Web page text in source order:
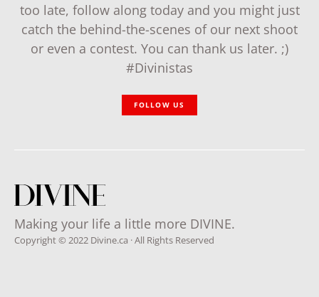
too late, follow along today and you might just
catch the behind-the-scenes of our next shoot
or even a contest. You can thank us later. ;)
#Divinistas
FOLLOW US
Making your life a little more DIVINE.
Copyright © 2022 Divine.ca · All Rights Reserved